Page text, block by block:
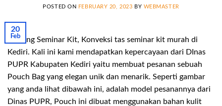
POSTED ON FEBRUARY 20, 2023 BY WEBMASTER
20
Feb
Gudang Seminar Kit, Konveksi tas seminar kit murah di
Kediri. Kali ini kami mendapatkan kepercayaan dari DInas
PUPR Kabupaten Kediri yaitu membuat pesanan sebuah
Pouch Bag yang elegan unik dan menarik. Seperti gambar
yang anda lihat dibawah ini, adalah model pesanannya dari
Dinas PUPR, Pouch ini dibuat menggunakan bahan kulit